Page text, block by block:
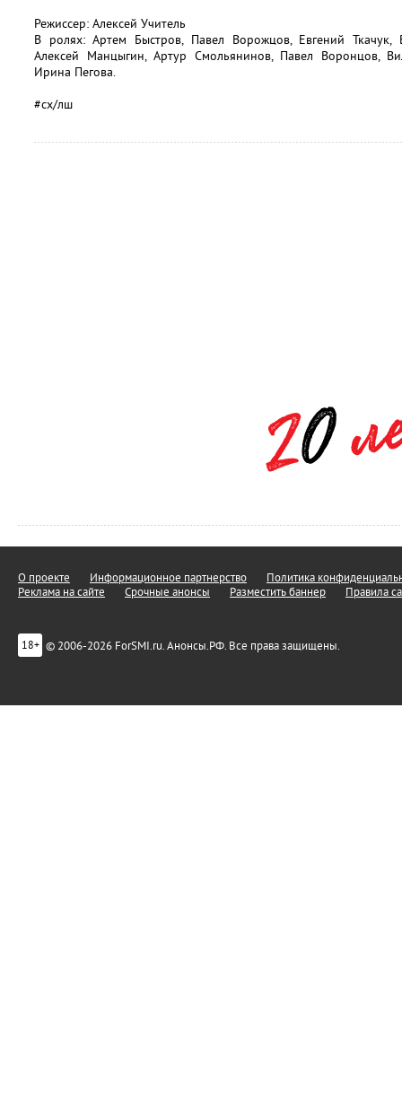
Режиссер: Алексей Учитель
В ролях: Артем Быстров, Павел Ворожцов, Евгений Ткачук,
Алексей Манцыгин, Артур Смольянинов, Павел Воронцов,
Ирина Пегова.
#сх/лш
О проекте Информационное партнерство
Политика
Реклама на сайте
Срочные анонсы Разместить баннер Правила
18+ © 2006-2026 ForSMI.ru. Анонсы.РФ. Все права защищены.